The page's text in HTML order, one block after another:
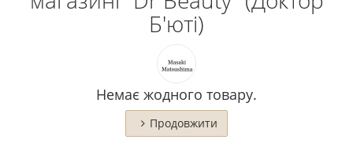
Б'юті)
Немає жодного товару.
Продовжити